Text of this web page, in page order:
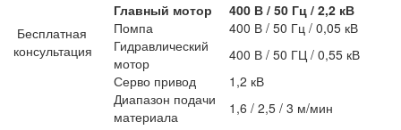
Бесплатная
консультация
Главный мотор
400 В / 50 Гц / 2,2 кВ
Помпа
400 В / 50 Гц / 0,05 кВ
Гидравлический
мотор
400 В / 50 ГЦ / 0,55 кВ
Серво привод
1,2 кВ
Диапазон подачи
материала
1,6 / 2,5 / 3 м/мин